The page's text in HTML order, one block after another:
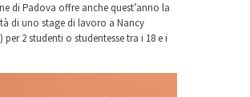
di Padova offre anche quest’anno la
di uno stage di lavoro a Nancy
per 2 studenti o studentesse tra i 18 e i